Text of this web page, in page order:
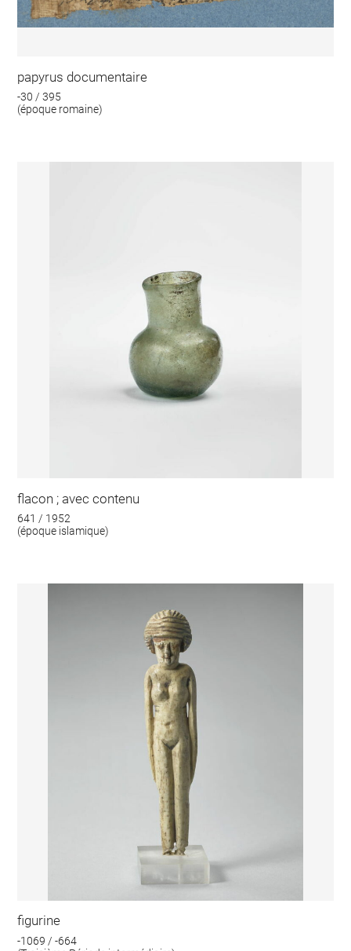
papyrus documentaire
-30 / 395
(époque romaine)
flacon ; avec contenu
641 / 1952
(époque islamique)
figurine
-1069 / -664